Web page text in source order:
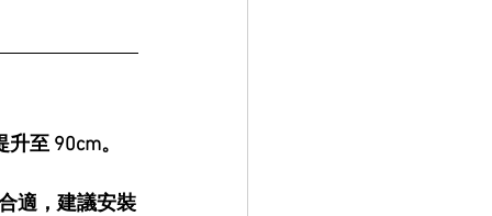
升至 90cm。
適，建議安裝